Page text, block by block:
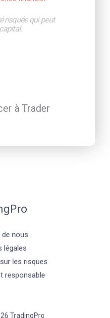
risquée qui peut
à Trader
nous
légales
les risques
responsable
TradingPro